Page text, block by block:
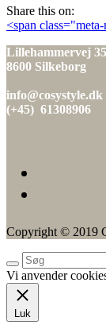
Share this on:
Indlæg
navigation
<span
Lillehammervej 35
8600 Silkeborg
info@cosystyle.dk
(+45) 61308906
Copyright © 2019
Vi anvender
Luk